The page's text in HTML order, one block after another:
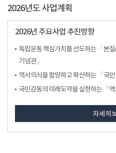
2026년도 사업계획
2026년 주요사업 추진방향
독립운동 핵심가치를 선도하는 「본질
기념관」
역사의식을 함양하고 확산하는 「국민
국민감동의 미래도약을 실현하는 「
자세히